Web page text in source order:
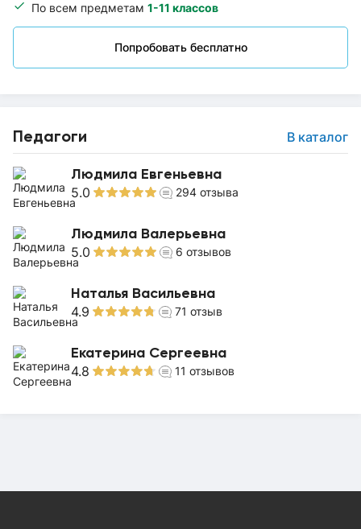
По всем предметам 1-11 классов
Попробовать бесплатно
Педагоги В каталог
Людмила Евгеньевна
5.0 294 отзыва
Людмила Валерьевна
5.0 6 отзывов
Наталья Васильевна
4.9 71 отзыв
Екатерина Сергеевна
4.8 11 отзывов